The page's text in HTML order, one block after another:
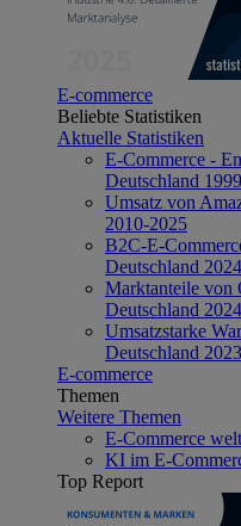
E-commerce
Beliebte Statistiken
Aktuelle Statistiken
E-Commerce -
Deutschland
Umsatz von
2010-2025
B2C-E-
Deutschland 2024
Marktanteile von
Deutschland 2024
Umsatzstarke
Deutschland
E-commerce
Themen
Weitere Themen
E-Commerce
KI im E-
Top Report